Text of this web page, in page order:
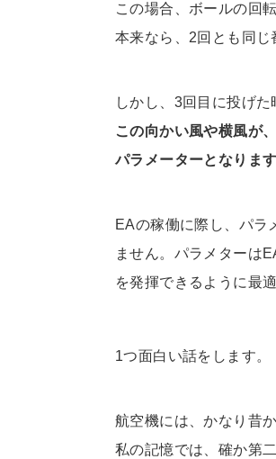
この場合、ボールの回
本来なら、2回とも同じ
しかし、3回目に投げ
この向かい風や横風が
パラメーターとなります
EAの稼働に際し、パラ
ません。パラメターは
を発揮できるように最
1つ面白い話をします。
航空機には、かなり昔
私の記憶では、確か第